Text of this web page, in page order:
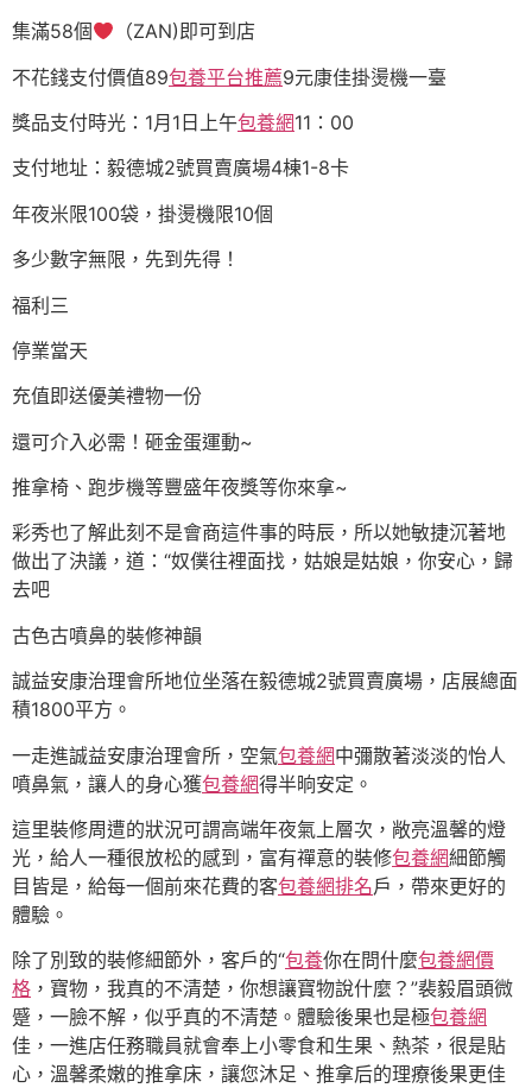
集滿58個
（ZAN)即可到店
不花錢支付價值89包養平台推薦9元康佳掛燙機一臺
獎品支付時光：1月1日上午包養網11：00
支付地址：毅德城2號買賣廣場4棟1-8卡
年夜米限100袋，掛燙機限10個
多少數字無限，先到先得！
福利三
停業當天
充值即送優美禮物一份
還可介入必需！砸金蛋運動~
推拿椅、跑步機等豐盛年夜獎等你來拿~
彩秀也了解此刻不是會商這件事的時辰，所以她敏捷沉著地
做出了決議，道：“奴僕往裡面找，姑娘是姑娘，你安心，歸
去吧
古色古噴鼻的裝修神韻
誠益安康治理會所地位坐落在毅德城2號買賣廣場，店展總面
積1800平方。
一走進誠益安康治理會所，空氣包養網中彌散著淡淡的怡人
噴鼻氣，讓人的身心獲包養網得半晌安定。
這里裝修周遭的狀況可謂高端年夜氣上層次，敞亮溫馨的燈
光，給人一種很放松的感到，富有禪意的裝修包養網細節觸
目皆是，給每一個前來花費的客包養網排名戶，帶來更好的
體驗。
除了別致的裝修細節外，客戶的“包養你在問什麼包養網價
格 ，寶物，我真的不清楚，你想讓寶物說什麼？”裴毅眉頭微
蹙，一臉不解，似乎真的不清楚。體驗後果也是極包養網
佳，一進店任務職員就會奉上小零食和生果、熱茶，很是貼
心，溫馨柔嫩的推拿床，讓您沐足、推拿后的理療後果更佳